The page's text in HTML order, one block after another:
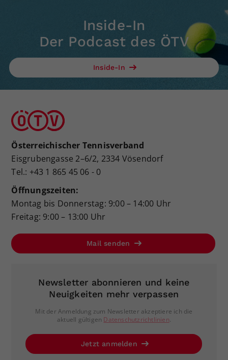
Inside-In
Der Podcast des ÖTV
Inside-In
Österreichischer Tennisverband
Eisgrubengasse 2–6/2, 2334 Vösendorf
Tel.: +43 1 865 45 06 - 0
Öffnungszeiten:
Montag bis Donnerstag: 9:00 – 14:00 Uhr
Freitag: 9:00 – 13:00 Uhr
Mail senden
Newsletter abonnieren und keine
Neuigkeiten mehr verpassen
Mit der Anmeldung zum Newsletter akzeptiere ich die
aktuell gültigen Datenschutzrichtlinien.
Jetzt anmelden